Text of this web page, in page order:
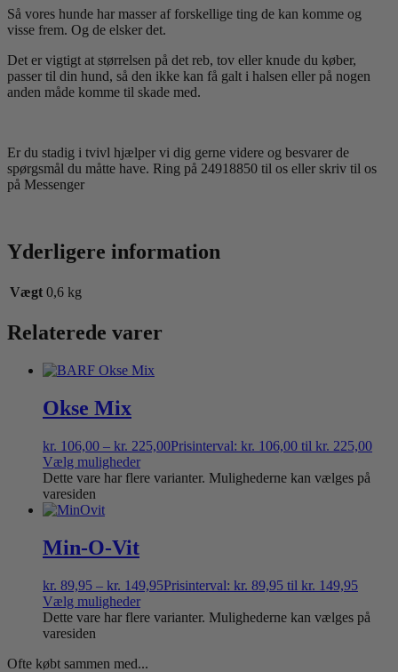
Så vores hunde har masser af forskellige ting de kan komme og
visse frem. Og de elsker det.
Det er vigtigt at størrelsen på det reb, tov eller knude du køber,
passer til din hund, så den ikke kan få galt i halsen eller på nogen
anden måde komme til skade med.
Er du stadig i tvivl hjælper vi dig gerne videre og besvarer de
spørgsmål du måtte have. Ring på 24918850 til os eller skriv til os
på Messenger
Yderligere information
Vægt 0,6 kg
Relaterede varer
Okse Mix
kr. 106,00 – kr. 225,00Prisinterval: kr. 106,00 til kr. 225,00
Vælg muligheder
Dette vare har flere varianter. Mulighederne kan vælges på
varesiden
Min-O-Vit
kr. 89,95 – kr. 149,95Prisinterval: kr. 89,95 til kr. 149,95
Vælg muligheder
Dette vare har flere varianter. Mulighederne kan vælges på
varesiden
Ofte købt sammen med...